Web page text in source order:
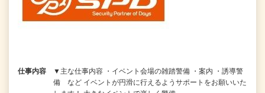
仕事内容
▼主な仕事内容 ・イベント会場の雑踏警備 ・案内 ・誘導警
備 など イベントが円滑に行えるようサポートをお願いいた